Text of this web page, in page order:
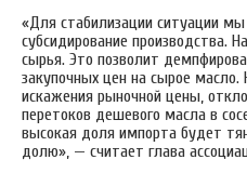
«Для стабилизации ситуации
субсидирование производства.
сырья. Это позволит
закупочных цен на сырое масло.
искажения рыночной цены,
перетоков дешевого масла в
высокая доля импорта будет
долю», — считает глава